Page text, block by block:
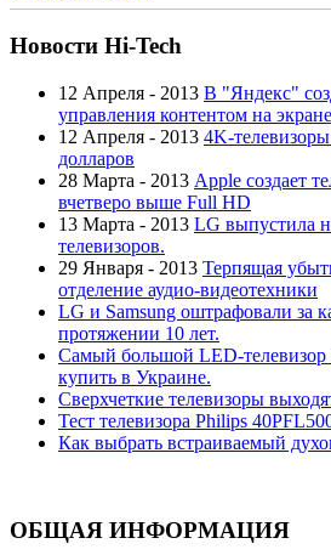
Новости Hi-Tech
12 Апреля - 2013 В "Яндекс"
управления контентом на
12 Апреля - 2013 4K-
долларов
28 Марта - 2013 Apple создает
вчетверо выше Full HD
13 Марта - 2013 LG выпустила
телевизоров.
29 Января - 2013 Терпящая
отделение аудио-видеотехники
LG и Samsung оштрафовали за
протяжении 10 лет.
Самый большой LED-телевизор
купить в Украине.
Сверхчеткие телевизоры
Тест телевизора Philips
Как выбрать встраиваемый
ОБЩАЯ ИНФОРМАЦИЯ